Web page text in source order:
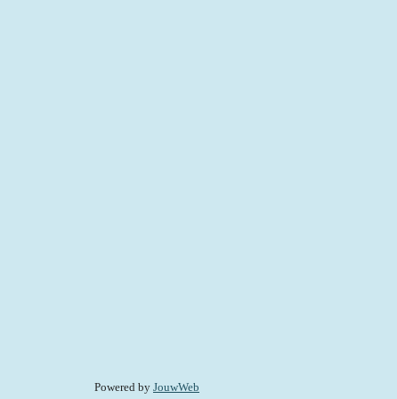
Powered by JouwWeb